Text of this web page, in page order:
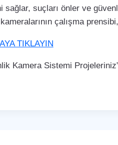
sağlar, suçları önler ve
çalışma
TIKLAYIN
Kamera Sistemi